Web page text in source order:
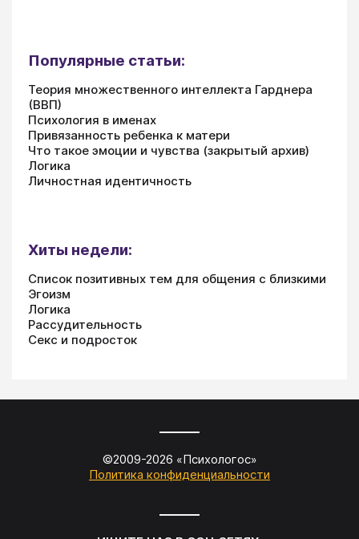
Популярные статьи:
Теория множественного интеллекта Гарднера
(ВВП)
Психология в именах
Привязанность ребенка к матери
Что такое эмоции и чувства (закрытый архив)
Логика
Личностная идентичность
Хиты недели:
Список позитивных тем для общения с близкими
Эгоизм
Логика
Рассудительность
Секс и подросток
©2009-2026 «Психологос»
Политика конфиденциальности